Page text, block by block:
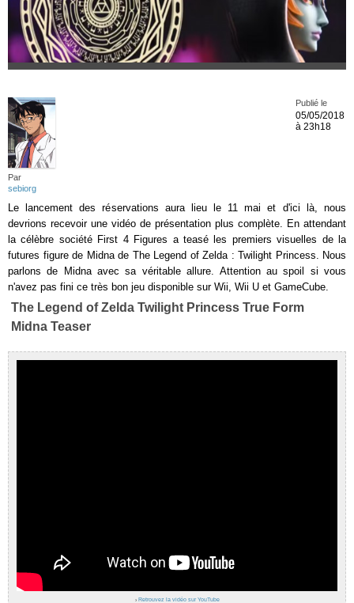
Par
sebiorg
Publié le
05/05/2018
à 23h18
Le lancement des réservations aura lieu le 11 mai et d'ici là, nous
devrions recevoir une vidéo de présentation plus complète. En attendant
la célèbre société First 4 Figures a teasé les premiers visuelles de la
futures figure de Midna de The Legend of Zelda : Twilight Princess. Nous
parlons de Midna avec sa véritable allure. Attention au spoil si vous
n'avez pas fini ce très bon jeu disponible sur Wii, Wii U et GameCube.
The Legend of Zelda Twilight Princess True Form
Midna Teaser
› Retrouvez la vidéo sur YouTube